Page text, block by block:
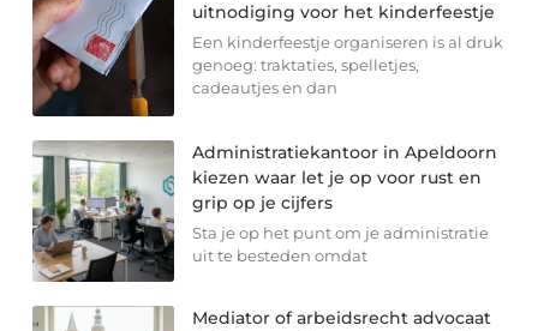
uitnodiging voor het kinderfeestje
Een kinderfeestje organiseren is al druk
genoeg: traktaties, spelletjes,
cadeautjes en dan
Administratiekantoor in Apeldoorn
kiezen waar let je op voor rust en
grip op je cijfers
Sta je op het punt om je administratie
uit te besteden omdat
Mediator of arbeidsrecht advocaat